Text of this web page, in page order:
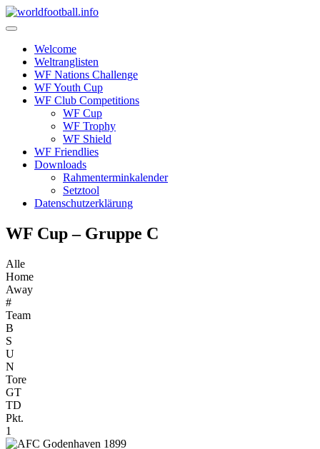
Skip
to
Welcome
Weltranglisten
WF Nations Challenge
WF Youth Cup
WF Club Competitions
WF Cup
WF Trophy
WF Shield
WF Friendlies
Downloads
Rahmenterminkalender
Setztool
Datenschutzerklärung
WF Cup – Gruppe C
Alle
Home
Away
#
Team
B
S
U
N
Tore
GT
TD
Pkt.
1